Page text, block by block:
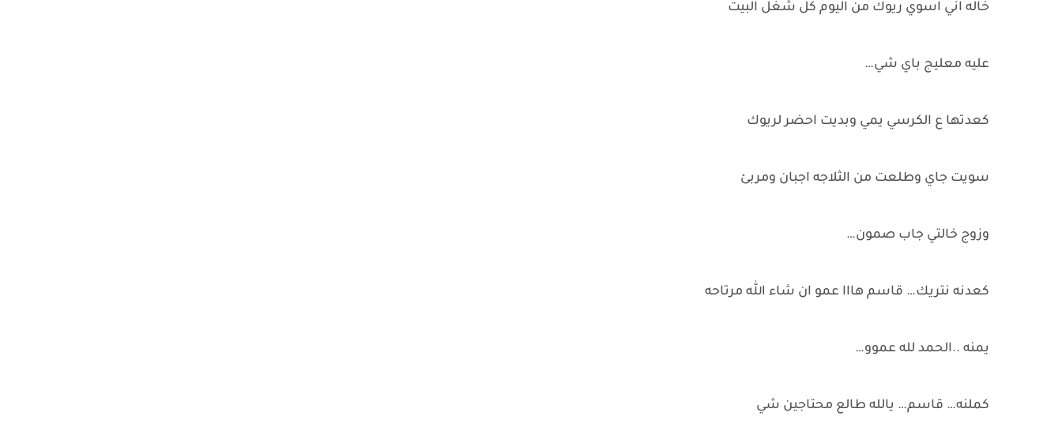
خاله اني اسوي ريوك من اليوم كل شغل البيت
عليه معليج باي شي…
كعدتها ع الكرسي يمي وبديت احضر لريوك
سويت جاي وطلعت من الثلاجه اجبان ومربئ
وزوج خالتي جاب صمون…
كعدنه نتريك… قاسم هااا عمو ان شاء الله مرتاحه
يمنه ..الحمد لله عموو…
كملنه… قاسم… يالله طالع محتاجين شي